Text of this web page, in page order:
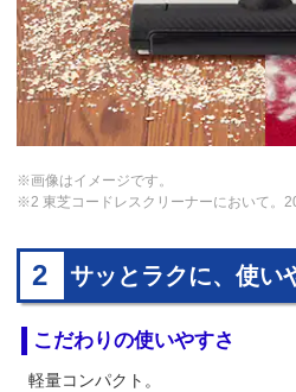
※画像はイメージです。
※2 東芝コードレスクリーナーにおいて。
2 サッとラクに、使い
こだわりの使いやすさ
軽量コンパクト。